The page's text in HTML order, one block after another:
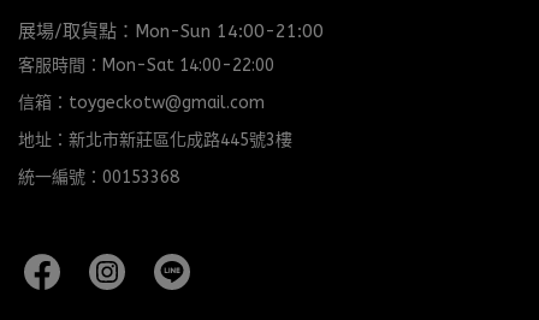
展場/取貨點：Mon-Sun 14:00-21:00
客服時間：Mon-Sat 14:00-22:00
信箱：toygeckotw@gmail.com
地址：新北市新莊區化成路445號3樓
統一編號：00153368